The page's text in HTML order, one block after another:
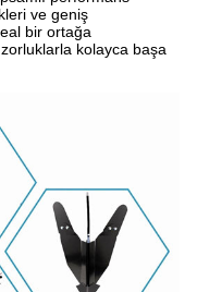
ve geniş
bir ortağa
zorluklarla kolayca başa